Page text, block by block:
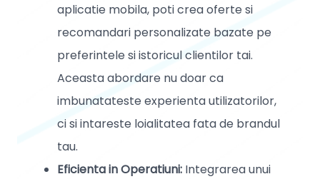
aplicatie mobila, poti crea oferte si
recomandari personalizate bazate pe
preferintele si istoricul clientilor tai.
Aceasta abordare nu doar ca
imbunatateste experienta utilizatorilor,
ci si intareste loialitatea fata de brandul
tau.
Eficienta in Operatiuni: Integrarea unui